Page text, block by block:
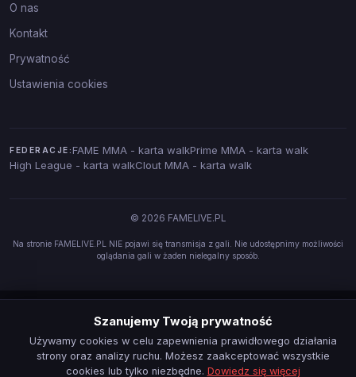
O nas
Kontakt
Prywatność
Ustawienia cookies
FEDERACJE: FAME MMA - karta walkPrime MMA - karta walk
High League - karta walkClout MMA - karta walk
© 2026 FAMELIVE.PL
Na stronie FAMELIVE.PL NIE pojawi się transmisja z gali. Nie udostępnimy możliwości
oglądania gali w żaden nielegalny sposób.
Szanujemy Twoją prywatność
Używamy cookies w celu zapewnienia prawidłowego działania
strony oraz analizy ruchu. Możesz zaakceptować wszystkie
cookies lub tylko niezbędne. Dowiedz się więcej